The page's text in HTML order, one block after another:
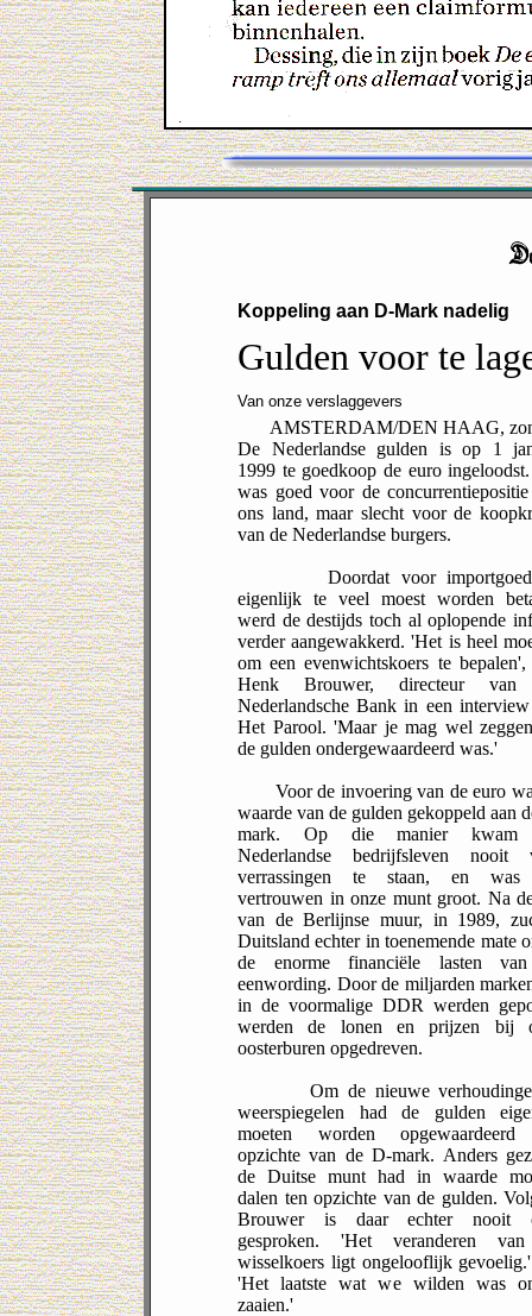
Koppeling aan D-Mark nadelig
Gulden voor te
Van onze verslaggevers
AMSTERDAM/DEN HAAG,
De Nederlandse gulden is op 1
1999 te goedkoop de euro
was goed voor de
ons land, maar slecht voor de
van de Nederlandse burgers.
Doordat voor
eigenlijk te veel moest worden
werd de destijds toch al oplopende
verder aangewakkerd. 'Het is heel
om een evenwichtskoers te bepalen',
Henk Brouwer, directeur
Nederlandsche Bank in een
Het Parool. 'Maar je mag wel
de gulden ondergewaardeerd was.'
Voor de invoering van de euro
waarde van de gulden gekoppeld aan
mark. Op die manier kwam
Nederlandse bedrijfsleven nooit
verrassingen te staan, en was
vertrouwen in onze munt groot. Na
van de Berlijnse muur, in 1989,
Duitsland echter in toenemende mate
de enorme financiële lasten
eenwording. Door de miljarden
in de voormalige DDR werden
werden de lonen en prijzen bij
oosterburen opgedreven.
Om de nieuwe
weerspiegelen had de gulden
moeten worden
opzichte van de D-mark. Anders
de Duitse munt had in waarde
dalen ten opzichte van de gulden.
Brouwer is daar echter nooit
gesproken. 'Het veranderen
wisselkoers ligt ongelooflijk
'Het laatste wat we wilden was
zaaien.'